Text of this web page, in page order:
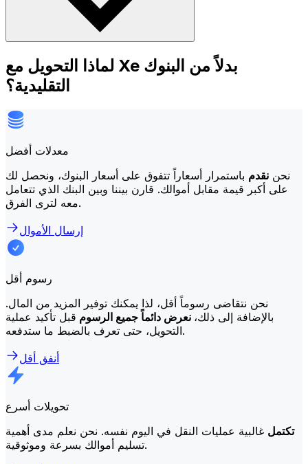
لماذا التحويل مع Xe بدلاً من البنوك
التقليدية؟
معدلات أفضل
نحن نقدم باستمرار أسعاراً تتفوق على أسعار البنوك، ونحصل لك
على أكبر قيمة مقابل أموالك. قارن بيننا وبين البنك الذي تتعامل
معه لترى الفرق.
إرسال الأموال
رسوم أقل
نحن نتقاضى رسوماً أقل، لذا يمكنك توفير المزيد من المال.
بالإضافة إلى ذلك، نعرض دائماً جميع الرسوم قبل تأكيد عملية
التحويل، حتى تعرف بالضبط ما ستدفعه.
أنفق أقل
تحويلات أسرع
تكتمل غالبية عمليات النقل في اليوم نفسه. نحن نعلم مدى أهمية
تسليم أموالك بسرعة وموثوقية.